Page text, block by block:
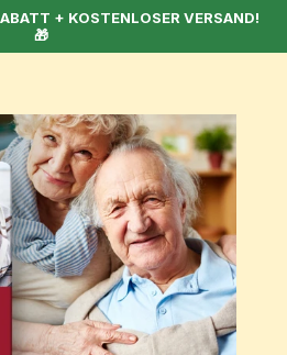
+ KOSTENLOSER VERSAND!
🎁